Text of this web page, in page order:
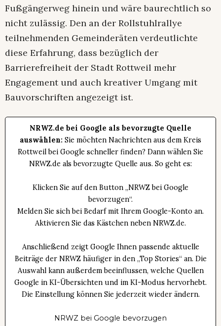
Fußgängerweg hinein und wäre baurechtlich so
nicht zulässig. Den an der Rollstuhlrallye
teilnehmenden Gemeinderäten verdeutlichte
diese Erfahrung, dass bezüglich der
Barrierefreiheit der Stadt Rottweil mehr
Engagement und auch kreativer Umgang mit
Bauvorschriften angezeigt ist.
NRWZ.de bei Google als bevorzugte Quelle
auswählen: Sie möchten Nachrichten aus dem Kreis
Rottweil bei Google schneller finden? Dann wählen Sie
NRWZ.de als bevorzugte Quelle aus. So geht es:
Klicken Sie auf den Button „NRWZ bei Google
bevorzugen“.
Melden Sie sich bei Bedarf mit Ihrem Google-Konto an.
Aktivieren Sie das Kästchen neben NRWZ.de.
Anschließend zeigt Google Ihnen passende aktuelle
Beiträge der NRWZ häufiger in den „Top Stories“ an. Die
Auswahl kann außerdem beeinflussen, welche Quellen
Google in KI-Übersichten und im KI-Modus hervorhebt.
Die Einstellung können Sie jederzeit wieder ändern.
NRWZ bei Google bevorzugen